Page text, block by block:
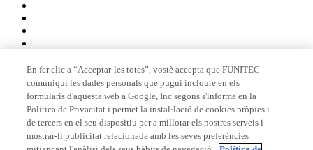
Membre de
Acreditacions
En fer clic a “Acceptar-les totes”, vostè accepta que FUNITEC
comuniqui les dades personals que pugui incloure en els
formularis d'aquesta web a Google, Inc segons s'informa en la
Política de Privacitat i permet la instal·lació de cookies pròpies i
de tercers en el seu dispositiu per a millorar els nostres serveis i
mostrar-li publicitat relacionada amb les seves preferències